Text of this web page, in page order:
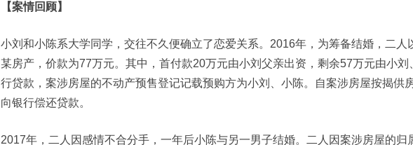
【案情回顾】
小刘和小陈系大学同学，交往不久便确立了恋爱关系。2016年，为筹备结婚，二人
某房产，价款为77万元。其中，首付款20万元由小刘父亲出资，剩余57万元由小刘
行贷款，案涉房屋的不动产预售登记记载预购方为小刘、小陈。自案涉房屋按揭供
向银行偿还贷款。
2017年，二人因感情不合分手，一年后小陈与另一男子结婚。二人因案涉房屋的归